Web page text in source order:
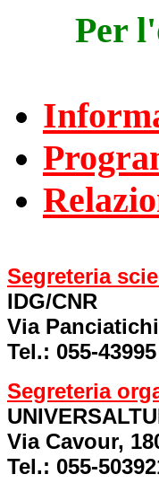
Per
Segreteria
IDG/CNR
Via
Tel.: 055-
Segreteria
Via Cavour,
Tel.: 055-